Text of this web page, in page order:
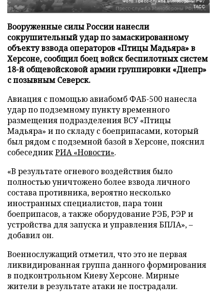
ТАСС
Вооруженные силы России нанесли
сокрушительный удар по замаскированному
объекту взвода операторов «Птицы Мадьяра» в
Херсоне, сообщил боец войск беспилотных систем
18-й общевойсковой армии группировки «Днепр»
с позывным Северск.
Авиация с помощью авиабомб ФАБ-500 нанесла
удар по подземному пункту временного
размещения подразделения ВСУ «Птицы
Мадьяра» и по складу с боеприпасами, который
был рядом с подземной базой в Херсоне, пояснил
собеседникРИА «Новости».
«В результате огневого воздействия было
полностью уничтожено более взвода личного
состава противника, вероятно несколько
иностранных специалистов, пара тонн
боеприпасов, а также оборудование РЭБ, РЭР и
устройства для запуска и управления БПЛА», –
добавил он.
Военнослужащий отметил, что это не первая
ликвидированная группа данного формирования
в подконтрольном Киеву Херсоне. Мирные
жители в результате атаки не пострадали.